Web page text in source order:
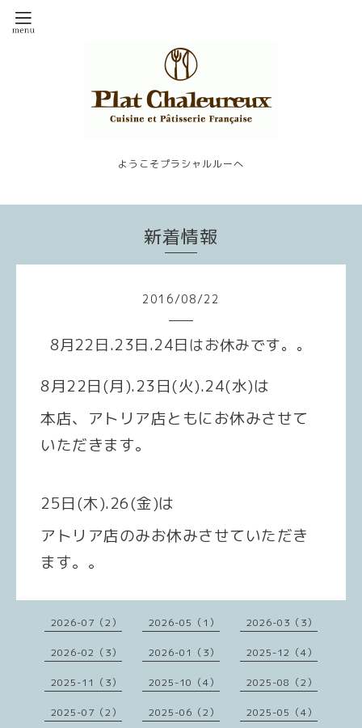
ようこそプラシャルルーへ
新着情報
2016/08/22
8月22日.23日.24日はお休みです。。
8月22日(月).23日(火).24(水)は
本店、アトリア店ともにお休みさせて
いただきます。
25日(木).26(金)は
アトリア店のみお休みさせていただき
ます。。
2026-07（2） 2026-05（1） 2026-03（3）
2026-02（3） 2026-01（3） 2025-12（4）
2025-11（3） 2025-10（4） 2025-08（2）
2025-07（2） 2025-06（2） 2025-05（4）